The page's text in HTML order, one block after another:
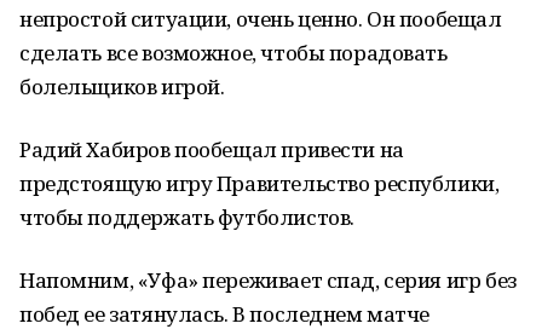
непростой ситуации, очень ценно. Он пообещал
сделать все возможное, чтобы порадовать
болельщиков игрой.
Радий Хабиров пообещал привести на
предстоящую игру Правительство республики,
чтобы поддержать футболистов.
Напомним, «Уфа» переживает спад, серия игр без
побед ее затянулась. В последнем матче